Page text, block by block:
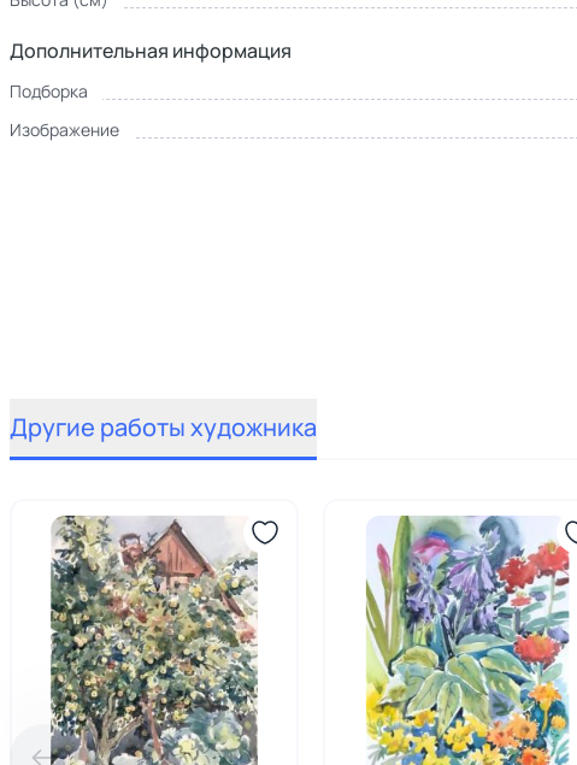
Дополнительная информация
Подборка
Изображение
Другие работы художника